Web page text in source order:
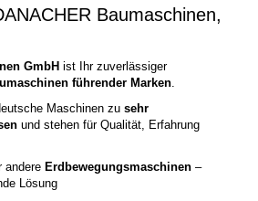
Baumaschinen,
GmbH ist Ihr zuverlässiger
führender Marken.
Maschinen zu sehr
und stehen für Qualität, Erfahrung
andere Erdbewegungsmaschinen –
Lösung